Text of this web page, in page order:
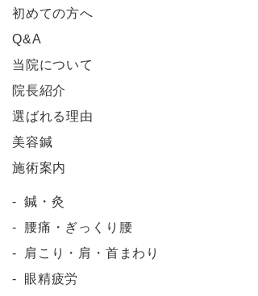
初めての方へ
Q&A
当院について
院長紹介
選ばれる理由
美容鍼
施術案内
鍼・灸
腰痛・ぎっくり腰
肩こり・肩・首まわり
眼精疲労